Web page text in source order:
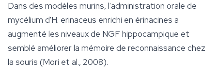
Dans des modèles murins, l'administration orale de
mycélium d'H. erinaceus enrichi en érinacines a
augmenté les niveaux de NGF hippocampique et
semblé améliorer la mémoire de reconnaissance chez
la souris (Mori et al., 2008).